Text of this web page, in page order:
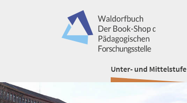
Unter- und Mittelstufe